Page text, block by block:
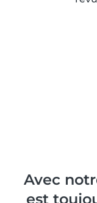
Avec
est